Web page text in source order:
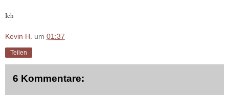
Ich
Kevin H. um 01:37
Teilen
6 Kommentare: